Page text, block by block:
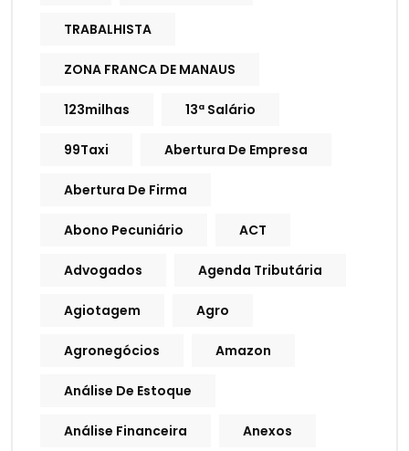
TRABALHISTA
ZONA FRANCA DE MANAUS
123milhas 13ª Salário
99Taxi Abertura De Empresa
Abertura De Firma
Abono Pecuniário ACT
Advogados Agenda Tributária
Agiotagem Agro
Agronegócios Amazon
Análise De Estoque
Análise Financeira Anexos